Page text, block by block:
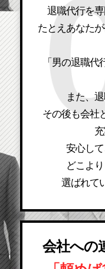
退職代行を専
たとえあなた
「男の退職
また、
その後も会社
安心して
どこよ
選ばれて
会社への